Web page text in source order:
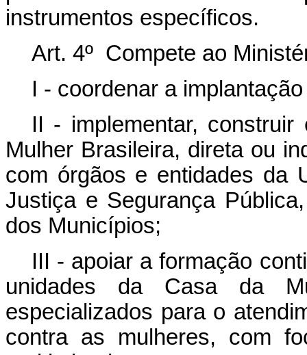
instrumentos específicos.
Art. 4º Compete ao
I - coordenar a
II - implementar,
Mulher Brasileira, direta ou
com órgãos e entidades da
Justiça e Segurança
dos Municípios;
III - apoiar a formação
unidades da Casa da
especializados para o
contra as mulheres, com